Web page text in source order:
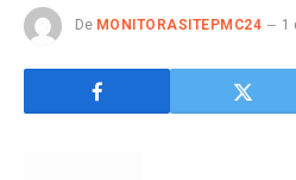
De MONITORASITEPMC24 1